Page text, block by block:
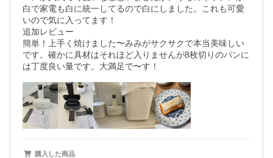
白で家電も白に統一してるので白にしました。これも可愛
いので気に入ってます！
追加レビュー
簡単！上手く焼けました〜みみがサクサクで本当美味しい
です。確かに具材はそれほど入りませんが8枚切りのパンに
は丁度良い量です。大満足で〜す！
購入した商品